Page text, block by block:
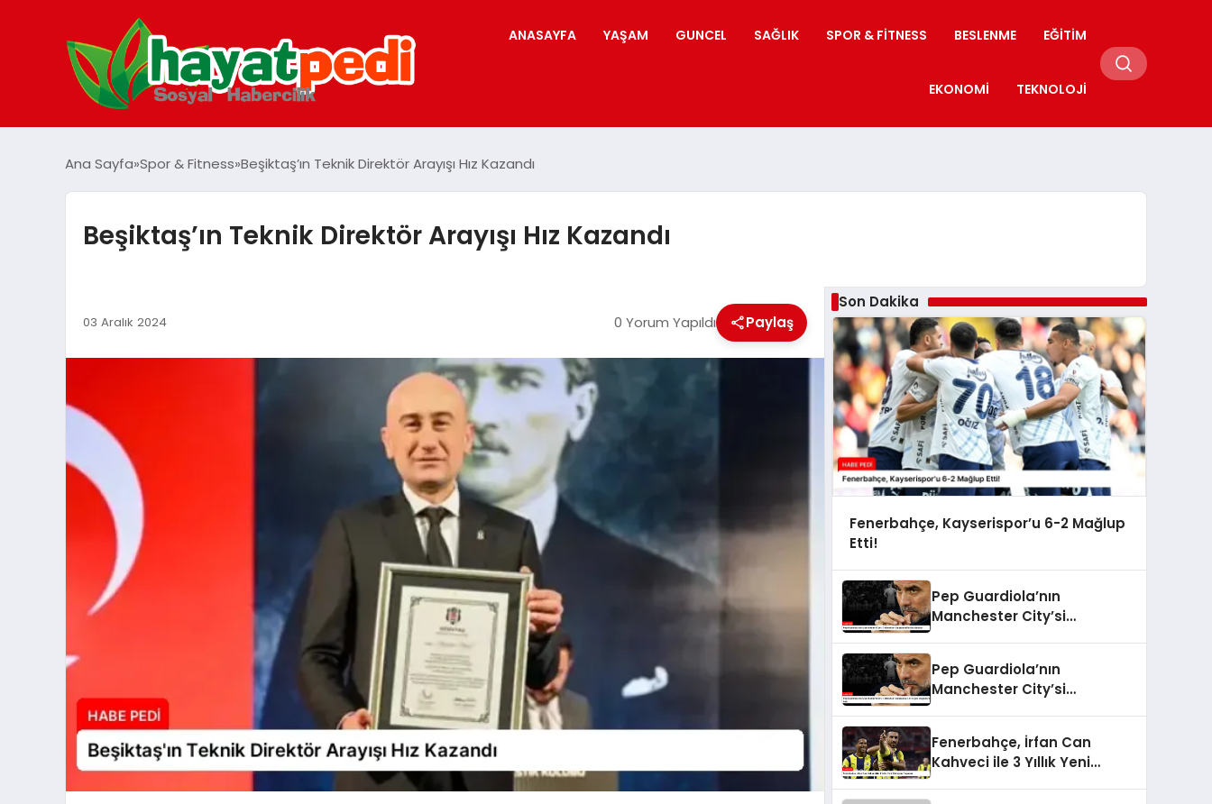
ANASAYFA YAŞAM GUNCEL SAĞLIK SPOR & FITNESS BESLENME EĞITIM
EKONOMI TEKNOLOJI
Ana Sayfa Spor & Fitness Beşiktaş’ın Teknik Direktör Arayışı Hız Kazandı
Beşiktaş’ın Teknik Direktör Arayışı Hız Kazandı
03 Aralık 2024 0 Yorum Yapıldı Paylaş
Son Dakika
Fenerbahçe, Kayserispor’u 6-2 Mağlup
Etti!
Pep Guardiola’nın
Manchester City’si
Pep Guardiola’nın
Manchester City’si
Fenerbahçe, İrfan Can
Kahveci ile 3 Yıllık Yeni